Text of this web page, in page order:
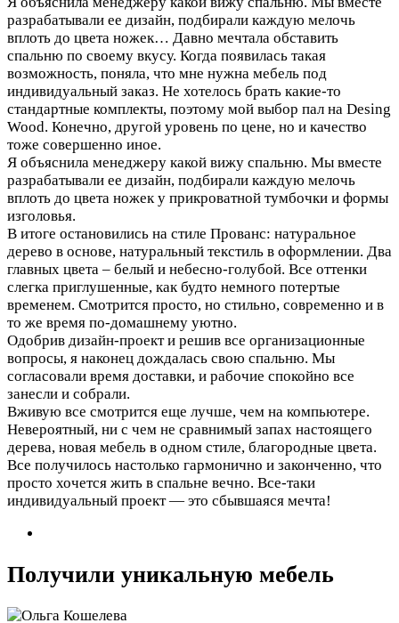
разрабатывали ее дизайн, подбирали каждую мелочь
вплоть до цвета ножек… Давно мечтала обставить
спальню по своему вкусу. Когда появилась такая
возможность, поняла, что мне нужна мебель под
индивидуальный заказ. Не хотелось брать какие-то
стандартные комплекты, поэтому мой выбор пал на Desing
Wood. Конечно, другой уровень по цене, но и качество
тоже совершенно иное.
Я объяснила менеджеру какой вижу спальню. Мы вместе
разрабатывали ее дизайн, подбирали каждую мелочь
вплоть до цвета ножек у прикроватной тумбочки и формы
изголовья.
В итоге остановились на стиле Прованс: натуральное
дерево в основе, натуральный текстиль в оформлении. Два
главных цвета – белый и небесно-голубой. Все оттенки
слегка приглушенные, как будто немного потертые
временем. Смотрится просто, но стильно, современно и в
то же время по-домашнему уютно.
Одобрив дизайн-проект и решив все организационные
вопросы, я наконец дождалась свою спальню. Мы
согласовали время доставки, и рабочие спокойно все
занесли и собрали.
Вживую все смотрится еще лучше, чем на компьютере.
Невероятный, ни с чем не сравнимый запах настоящего
дерева, новая мебель в одном стиле, благородные цвета.
Все получилось настолько гармонично и законченно, что
просто хочется жить в спальне вечно. Все-таки
индивидуальный проект — это сбывшаяся мечта!
Получили уникальную мебель